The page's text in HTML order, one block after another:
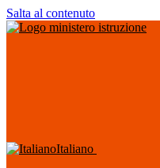
Salta al contenuto
Italiano